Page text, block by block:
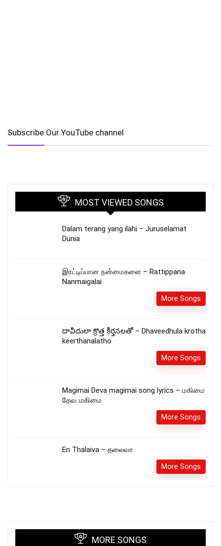
Subscribe Our YouTube channel
MOST VIEWED SONGS
Dalam terang yang ilahi – Juruselamat
Dunia
இரட்டிப்பான நன்மைகளை – Rattippana
Nanmaigalai
More Songs
దావీదులా క్రొత్త కీర్తనలతో – Dhaveedhula krotha
keerthanalatho
More Songs
Magimai Deva magimai song lyrics – மகிமை
தேவ மகிமை
More Songs
En Thalaiva – தலைவா
More Songs
MORE SONGS